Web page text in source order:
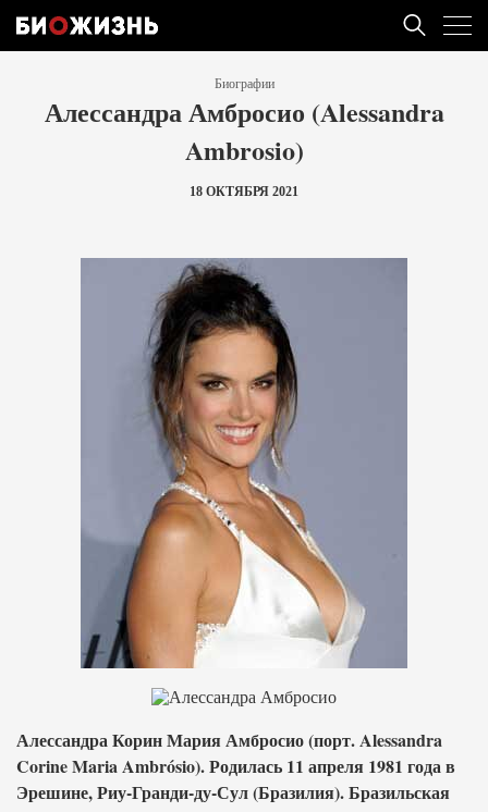
Биографии
Алессандра Амбросио (Alessandra
Ambrosio)
18 ОКТЯБРЯ 2021
Алессандра Корин Мария Амбросио (порт. Alessandra
Corine Maria Ambrósio). Родилась 11 апреля 1981 года в
Эрешине, Риу-Гранди-ду-Сул (Бразилия). Бразильская